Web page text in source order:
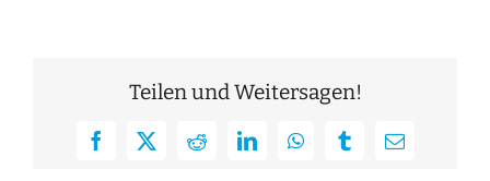
Teilen und Weitersagen!
Facebook
X RedditLinkedInWhatsAppTumblrE-